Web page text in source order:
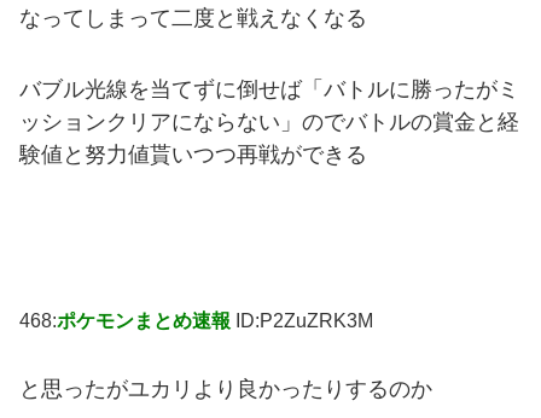
なってしまって二度と戦えなくなる
バブル光線を当てずに倒せば「バトルに勝ったがミ
ッションクリアにならない」のでバトルの賞金と経
験値と努力値貰いつつ再戦ができる
468:ポケモンまとめ速報 ID:P2ZuZRK3M
と思ったがユカリより良かったりするのか